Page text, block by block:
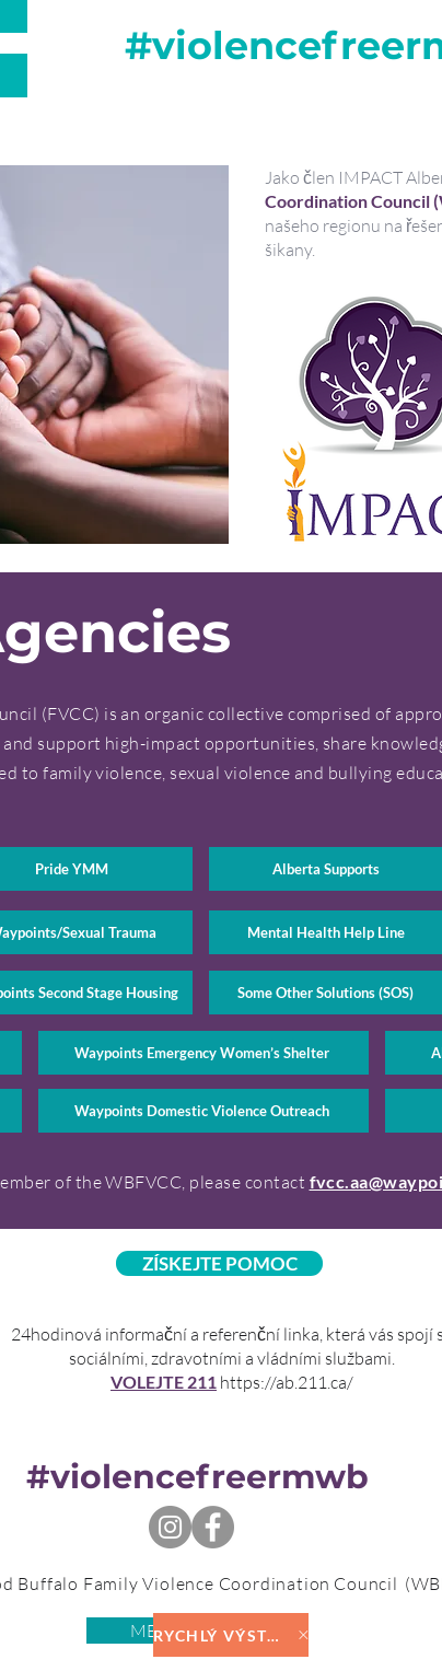
Jako člen IMPACT
CoordinationCouncil
našeho regionu na
šikany.
(FVCC) is an organic collective comprised of
support high-impact opportunities, share
to family violence, sexual violence and bullying
Pride YMM Alberta Supports
Sexual Trauma Mental Health Help Line
Second Stage Housing Some Other Solutions (SOS)
Waypoints Emergency Women’s Shelter
Waypoints Domestic Violence Outreach
of the WBFVCC, please contact
ZÍSKEJTE POMOC
24hodinová informační a referenční linka, která vás spojí
sociálními, zdravotními a vládními službami.
VOLEJTE 211 https://ab.211.ca/
RYCHLÝ VÝSTUP
#violencefreermwb
Buffalo Family Violence Coordination Council
MEMBER LOGIN